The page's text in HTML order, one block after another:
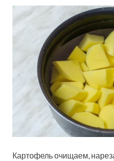
Картофель очищаем,